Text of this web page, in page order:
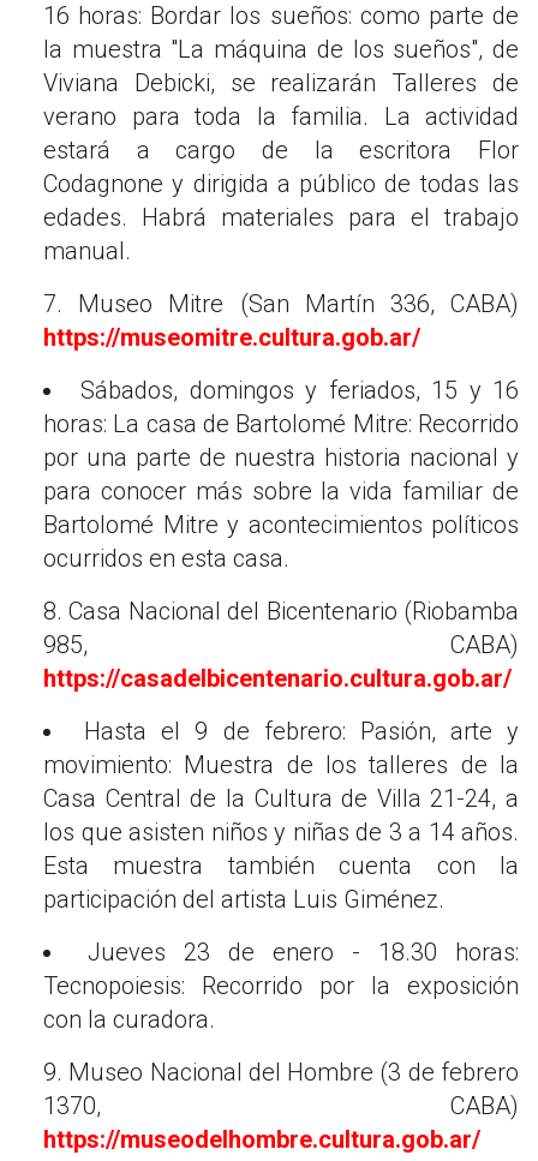
16 horas: Bordar los sueños: como parte de
la muestra "La máquina de los sueños", de
Viviana Debicki, se realizarán Talleres de
verano para toda la familia. La actividad
estará a cargo de la escritora Flor
Codagnone y dirigida a público de todas las
edades. Habrá materiales para el trabajo
manual.
7. Museo Mitre (San Martín 336, CABA)
https://museomitre.cultura.gob.ar/
Sábados, domingos y feriados, 15 y 16
horas: La casa de Bartolomé Mitre: Recorrido
por una parte de nuestra historia nacional y
para conocer más sobre la vida familiar de
Bartolomé Mitre y acontecimientos políticos
ocurridos en esta casa.
8. Casa Nacional del Bicentenario (Riobamba
985, CABA)
https://casadelbicentenario.cultura.gob.ar/
Hasta el 9 de febrero: Pasión, arte y
movimiento: Muestra de los talleres de la
Casa Central de la Cultura de Villa 21-24, a
los que asisten niños y niñas de 3 a 14 años.
Esta muestra también cuenta con la
participación del artista Luis Giménez.
Jueves 23 de enero - 18.30 horas:
Tecnopoiesis: Recorrido por la exposición
con la curadora.
9. Museo Nacional del Hombre (3 de febrero
1370, CABA)
https://museodelhombre.cultura.gob.ar/